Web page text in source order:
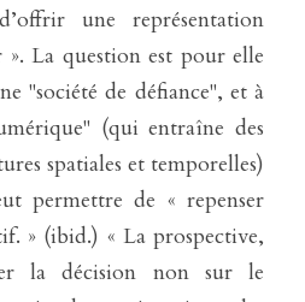
une représentation
». La question est pour elle
"société de défiance", et à
(qui entraîne des
spatiales et temporelles)
permettre de « repenser
» (ibid.) « La prospective,
la décision non sur le